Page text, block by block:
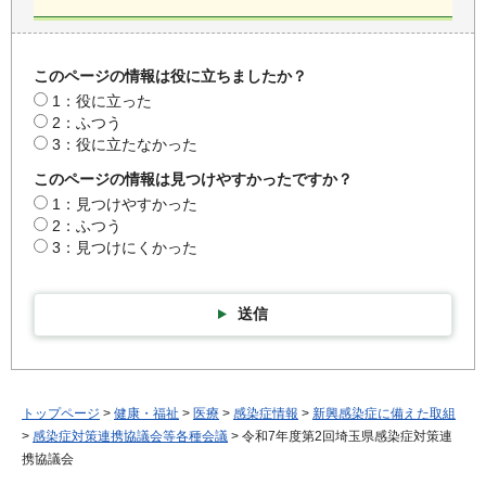
このページの情報は役に立ちましたか？
1：役に立った
2：ふつう
3：役に立たなかった
このページの情報は見つけやすかったですか？
1：見つけやすかった
2：ふつう
3：見つけにくかった
送信
トップページ > 健康・福祉 > 医療 > 感染症情報 > 新興感染症に備えた取組
> 感染症対策連携協議会等各種会議 > 令和7年度第2回埼玉県感染症対策連
携協議会